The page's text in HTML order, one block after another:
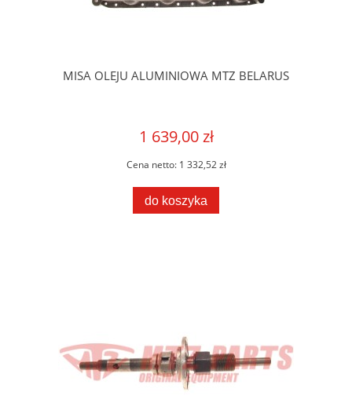
MISA OLEJU ALUMINIOWA MTZ BELARUS
1 639,00 zł
Cena netto: 1 332,52 zł
do koszyka